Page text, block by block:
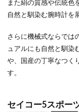
また絹の質感や伝統色
自然と馴染む腕時計を
さらに機械式ならでは
ュアルにも自然と馴染
や、国産の丁寧なつく
す。
セイコー5スポー